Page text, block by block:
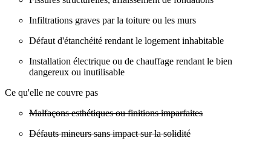
Infiltrations graves par la toiture ou les murs
Défaut d'étanchéité rendant le logement inhabitable
Installation électrique ou de chauffage rendant le bien
dangereux ou inutilisable
Ce qu'elle ne couvre pas
Malfaçons esthétiques ou finitions imparfaites
Défauts mineurs sans impact sur la solidité